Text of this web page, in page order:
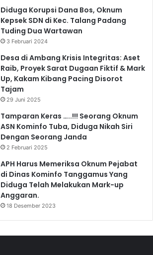
Diduga Korupsi Dana Bos, Oknum
Kepsek SDN di Kec. Talang Padang
Tuding Dua Wartawan
3 Februari 2024
Desa di Ambang Krisis Integritas: Aset
Raib, Proyek Sarat Dugaan Fiktif & Mark
Up, Kakam Kibang Pacing Disorot
Tajam
29 Juni 2025
Tamparan Keras …..!!! Seorang Oknum
ASN Kominfo Tuba, Diduga Nikah Siri
Dengan Seorang Janda
2 Februari 2025
APH Harus Memeriksa Oknum Pejabat
di Dinas Kominfo Tanggamus Yang
Diduga Telah Melakukan Mark-up
Anggaran.
18 Desember 2023